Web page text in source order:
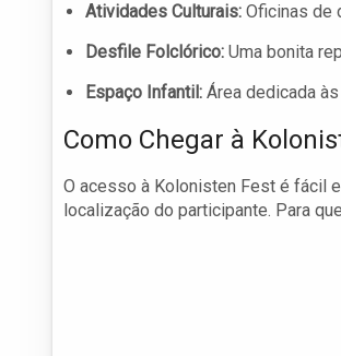
Atividades Culturais: Oficinas de
Desfile Folclórico: Uma bonita
Espaço Infantil: Área dedicada
Como Chegar à
O acesso à Kolonisten Fest é fácil
localização do participante. Para